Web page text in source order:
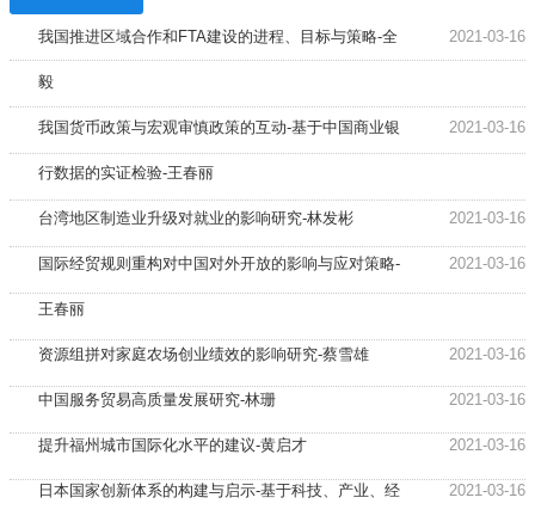
我国推进区域合作和FTA建设的进程、目标与策略-全
毅
2021-03-16
我国货币政策与宏观审慎政策的互动-基于中国商业银
行数据的实证检验-王春丽
2021-03-16
台湾地区制造业升级对就业的影响研究-林发彬 2021-03-16
国际经贸规则重构对中国对外开放的影响与应对策略-
王春丽
2021-03-16
资源组拼对家庭农场创业绩效的影响研究-蔡雪雄 2021-03-16
中国服务贸易高质量发展研究-林珊 2021-03-16
提升福州城市国际化水平的建议-黄启才 2021-03-16
日本国家创新体系的构建与启示-基于科技、产业、经 2021-03-16